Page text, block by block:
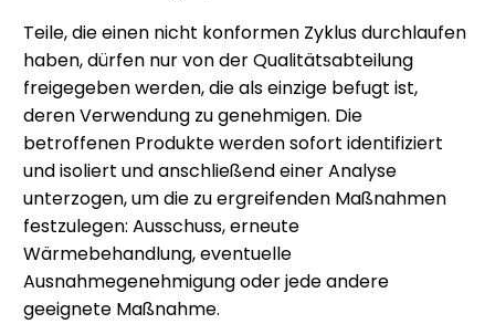
Teile, die einen nicht konformen Zyklus durchlaufen
haben, dürfen nur von der Qualitätsabteilung
freigegeben werden, die als einzige befugt ist,
deren Verwendung zu genehmigen. Die
betroffenen Produkte werden sofort identifiziert
und isoliert und anschließend einer Analyse
unterzogen, um die zu ergreifenden Maßnahmen
festzulegen: Ausschuss, erneute
Wärmebehandlung, eventuelle
Ausnahmegenehmigung oder jede andere
geeignete Maßnahme.